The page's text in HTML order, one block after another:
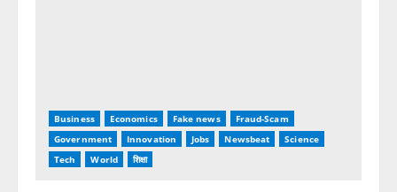
Business Economics Fake news
Fraud-Scam
Government
Innovation Jobs Newsbeat
Science
Tech
World शिक्षा